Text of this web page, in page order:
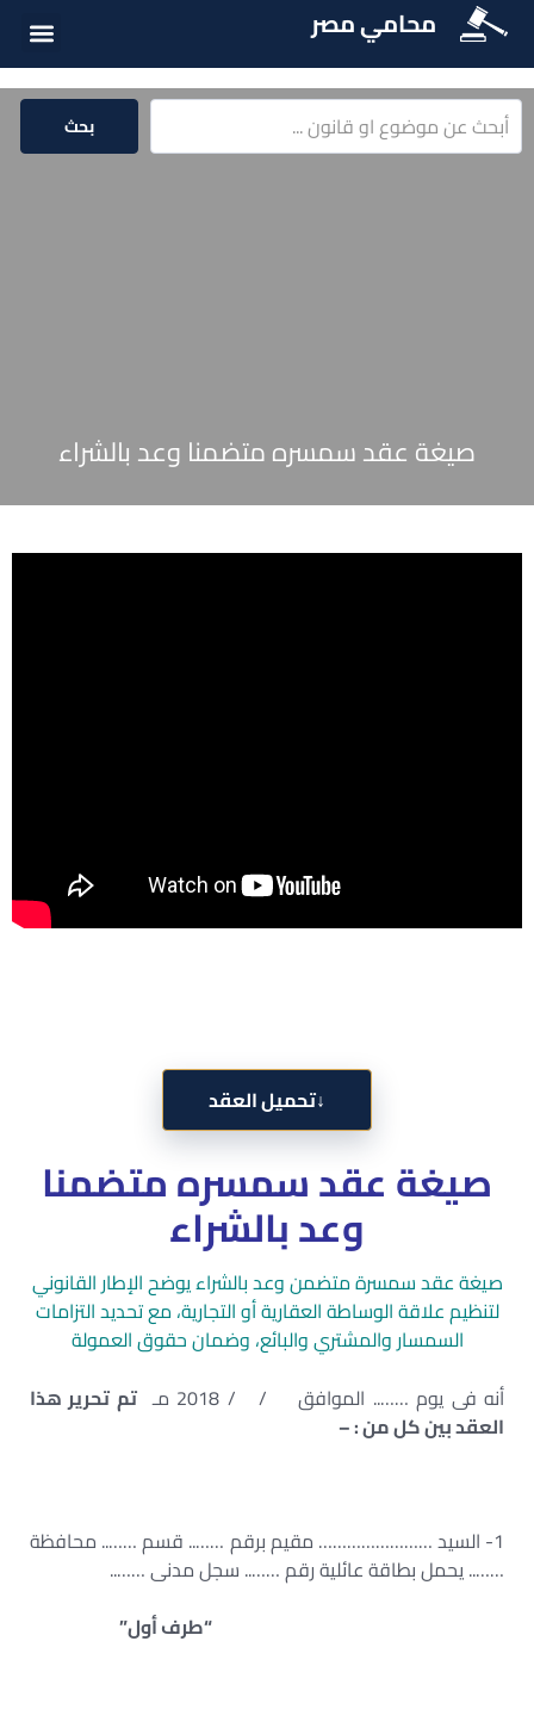
محامي مصر
بحث
صيغة عقد سمسره متضمنا وعد بالشراء
↓تحميل العقد
صيغة عقد سمسره متضمنا
وعد بالشراء
صيغة عقد سمسرة متضمن وعد بالشراء يوضح الإطار القانوني
لتنظيم علاقة الوساطة العقارية أو التجارية، مع تحديد التزامات
السمسار والمشتري والبائع، وضمان حقوق العمولة
أنه فى يوم …….. الموافق / / 2018 مـ
تم تحرير هذا
العقد بين كل من : –
1- السيد …………………… مقيم برقم …….. قسم …….. محافظة
…….. يحمل بطاقة عائلية رقم …….. سجل مدنى ……..
“طرف أول”